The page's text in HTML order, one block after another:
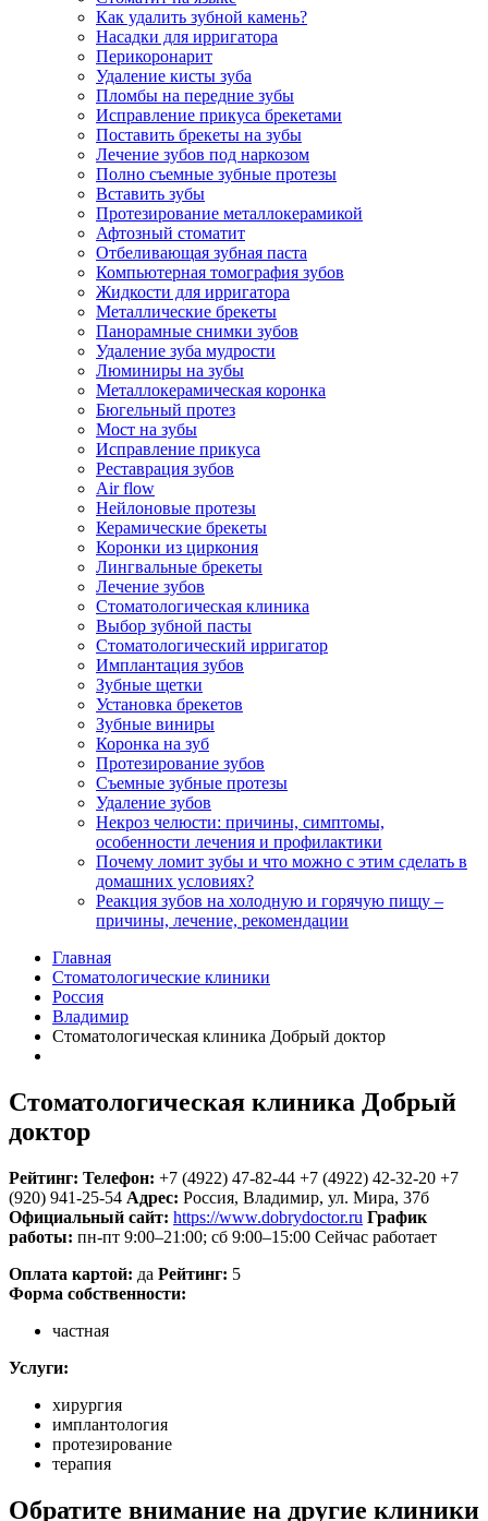
Как удалить зубной камень?
Насадки для ирригатора
Перикоронарит
Удаление кисты зуба
Пломбы на передние зубы
Исправление прикуса брекетами
Поставить брекеты на зубы
Лечение зубов под наркозом
Полно съемные зубные протезы
Вставить зубы
Протезирование металлокерамикой
Афтозный стоматит
Отбеливающая зубная паста
Компьютерная томография зубов
Жидкости для ирригатора
Металлические брекеты
Панорамные снимки зубов
Удаление зуба мудрости
Люминиры на зубы
Металлокерамическая коронка
Бюгельный протез
Мост на зубы
Исправление прикуса
Реставрация зубов
Air flow
Нейлоновые протезы
Керамические брекеты
Коронки из циркония
Лингвальные брекеты
Лечение зубов
Стоматологическая клиника
Выбор зубной пасты
Стоматологический ирригатор
Имплантация зубов
Зубные щетки
Установка брекетов
Зубные виниры
Коронка на зуб
Протезирование зубов
Съемные зубные протезы
Удаление зубов
Некроз челюсти: причины, симптомы,
особенности лечения и профилактики
Почему ломит зубы и что можно с этим сделать в
домашних условиях?
Реакция зубов на холодную и горячую пищу –
причины, лечение, рекомендации
Главная
Стоматологические клиники
Россия
Владимир
Стоматологическая клиника Добрый доктор
Стоматологическая клиника Добрый
доктор
Рейтинг: Телефон: +7 (4922) 47-82-44 +7 (4922) 42-32-20 +7
(920) 941-25-54 Адрес: Россия, Владимир, ул. Мира, 37б
Официальный сайт: https://www.dobrydoctor.ru График
работы: пн-пт 9:00–21:00; сб 9:00–15:00 Сейчас работает
Оплата картой: да Рейтинг: 5
Форма собственности:
частная
Услуги:
хирургия
имплантология
протезирование
терапия
Обратите внимание на другие клиники